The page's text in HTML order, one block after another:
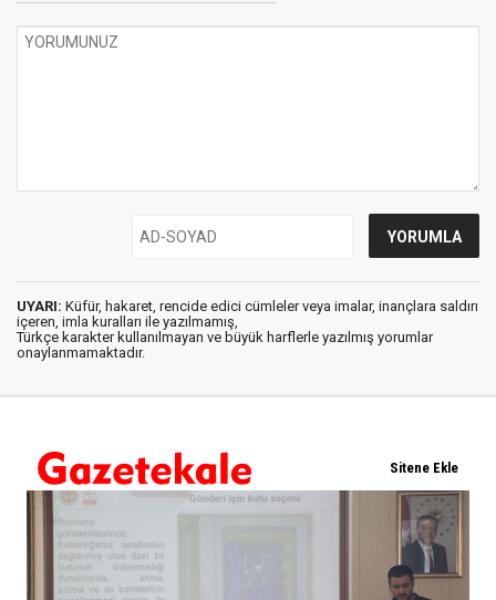
UYARI: Küfür, hakaret, rencide edici cümleler veya imalar, inançlara saldırı
içeren, imla kuralları ile yazılmamış,
Türkçe karakter kullanılmayan ve büyük harflerle yazılmış yorumlar
onaylanmamaktadır.